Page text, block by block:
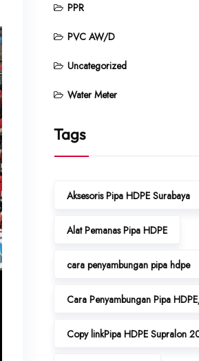
PPR
PVC AW/D
Uncategorized
Water Meter
Tags
Aksesoris Pipa HDPE Surabaya
Alat Pemanas Pipa HDPE
cara penyambungan pipa hdpe
Cara Penyambungan Pipa
Copy linkPipa HDPE Supralon